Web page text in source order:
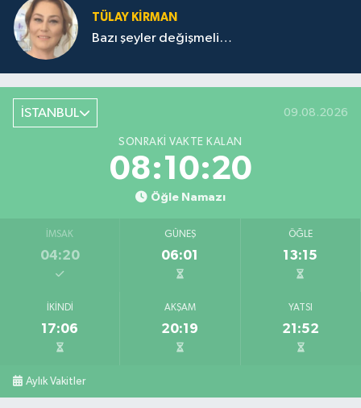
TÜLAY KİRMAN
Bazı şeyler değişmeli…
İSTANBUL 09.08.2026
SONRAKI VAKTE KALAN
08:10:20
Öğle Namazı
İMSAK
04:20
GÜNEŞ
06:01
ÖĞLE
13:15
İKINDI
17:06
AKŞAM
20:19
YATSI
21:52
Aylık Vakitler